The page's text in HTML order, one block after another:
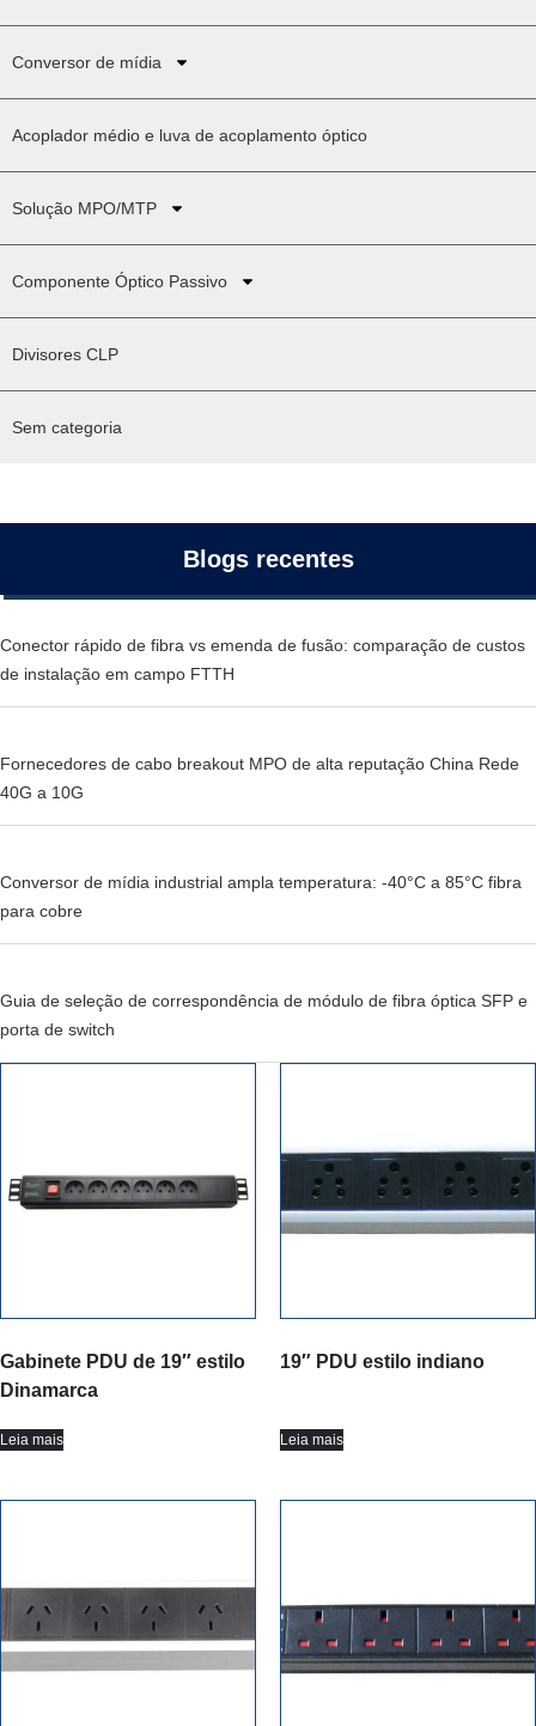
Conversor de mídia
Acoplador médio e luva de acoplamento óptico
Solução MPO/MTP
Componente Óptico Passivo
Divisores CLP
Sem categoria
Blogs recentes
Conector rápido de fibra vs emenda de fusão: comparação de custos
de instalação em campo FTTH
Fornecedores de cabo breakout MPO de alta reputação China Rede
40G a 10G
Conversor de mídia industrial ampla temperatura: -40°C a 85°C fibra
para cobre
Guia de seleção de correspondência de módulo de fibra óptica SFP e
porta de switch
Gabinete PDU de 19″ estilo
Dinamarca
Leia mais
19″ PDU estilo indiano
Leia mais